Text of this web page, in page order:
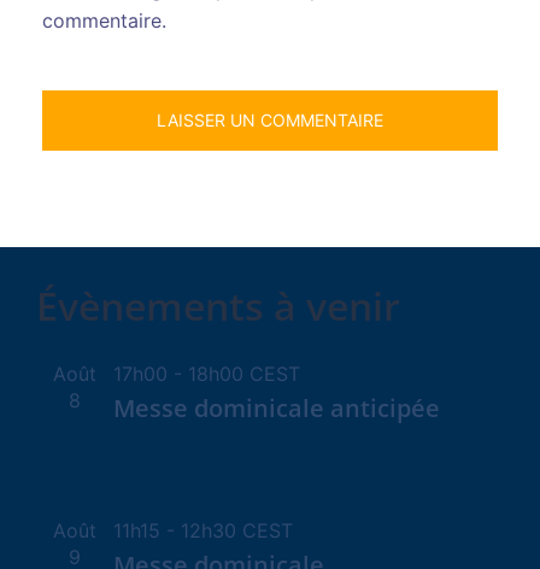
commentaire.
Évènements à venir
Août
8
17h00 - 18h00 CEST
Messe dominicale anticipée
Août
9
11h15 - 12h30 CEST